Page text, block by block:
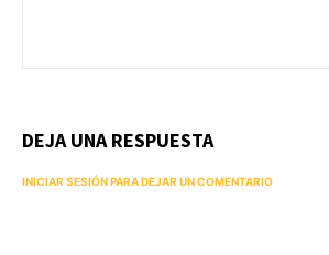
DEJA UNA RESPUESTA
INICIAR SESIÓN PARA DEJAR UN COMENTARIO